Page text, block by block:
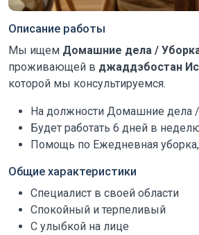
Описание работы
Мы ищем Домашние дела /
проживающей в джаддэбостан
которой мы консультируемся.
На должности Домашние дела
Будет работать 6 дней в
Помощь по Ежедневная
Общие характеристики
Специалист в своей области
Спокойный и терпеливый
С улыбкой на лице